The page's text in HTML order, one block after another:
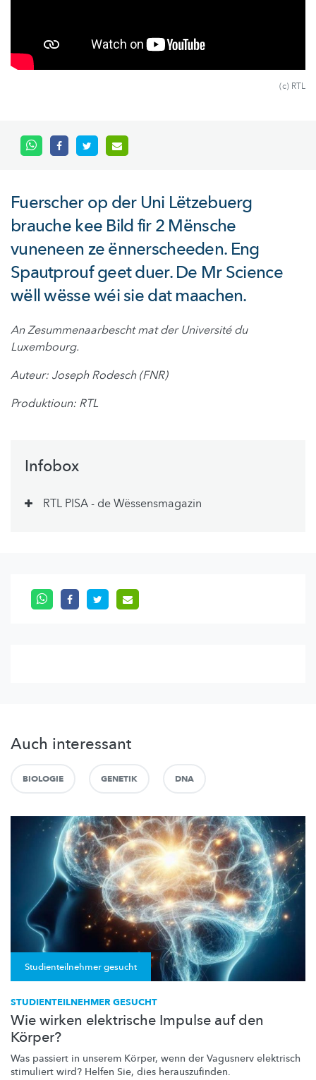
(c) RTL
Fuerscher op der Uni Lëtzebuerg
brauche kee Bild fir 2 Mënsche
vuneneen ze ënnerscheeden. Eng
Spautprouf geet duer. De Mr Science
wëll wësse wéi sie dat maachen.
An Zesummenaarbescht mat der Université du
Luxembourg.
Auteur: Joseph Rodesch (FNR)
Produktioun: RTL
Infobox
RTL PISA - de Wëssensmagazin
Auch interessant
BIOLOGIE GENETIK DNA
Studienteilnehmer gesucht
STUDIENTEILNEHMER GESUCHT
Wie wirken elektrische Impulse auf den
Körper?
Was passiert in unserem Körper, wenn der Vagusnerv elektrisch
stimuliert wird? Helfen Sie, dies herauszufinden.